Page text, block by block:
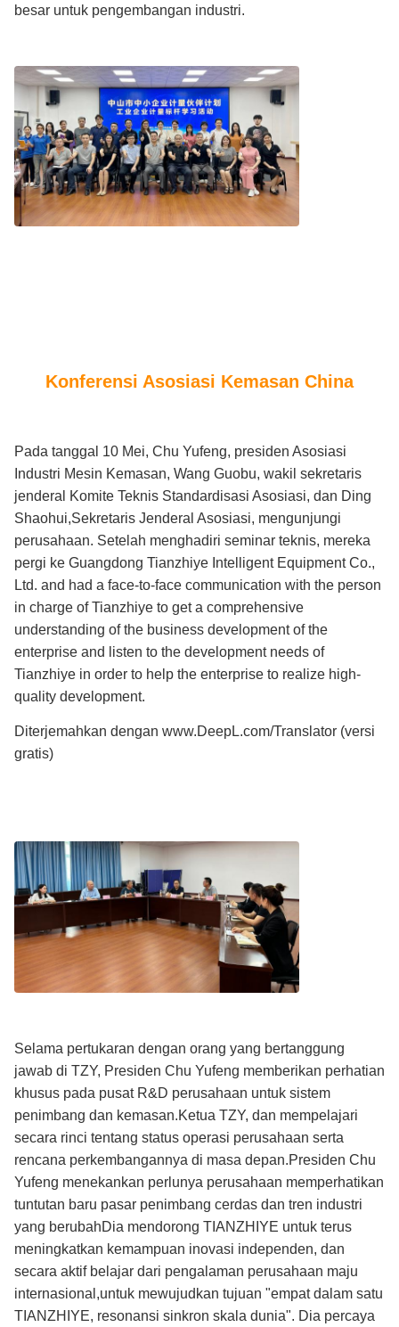
besar untuk pengembangan industri.
Konferensi Asosiasi Kemasan China
Pada tanggal 10 Mei, Chu Yufeng, presiden Asosiasi
Industri Mesin Kemasan, Wang Guobu, wakil sekretaris
jenderal Komite Teknis Standardisasi Asosiasi, dan Ding
Shaohui,Sekretaris Jenderal Asosiasi, mengunjungi
perusahaan. Setelah menghadiri seminar teknis, mereka
pergi ke Guangdong Tianzhiye Intelligent Equipment Co.,
Ltd. and had a face-to-face communication with the person
in charge of Tianzhiye to get a comprehensive
understanding of the business development of the
enterprise and listen to the development needs of
Tianzhiye in order to help the enterprise to realize high-
quality development.
Diterjemahkan dengan www.DeepL.com/Translator (versi
gratis)
Selama pertukaran dengan orang yang bertanggung
jawab di TZY, Presiden Chu Yufeng memberikan perhatian
khusus pada pusat R&D perusahaan untuk sistem
penimbang dan kemasan.Ketua TZY, dan mempelajari
secara rinci tentang status operasi perusahaan serta
rencana perkembangannya di masa depan.Presiden Chu
Yufeng menekankan perlunya perusahaan memperhatikan
tuntutan baru pasar penimbang cerdas dan tren industri
yang berubahDia mendorong TIANZHIYE untuk terus
meningkatkan kemampuan inovasi independen, dan
secara aktif belajar dari pengalaman perusahaan maju
internasional,untuk mewujudkan tujuan "empat dalam satu
TIANZHIYE, resonansi sinkron skala dunia". Dia percaya